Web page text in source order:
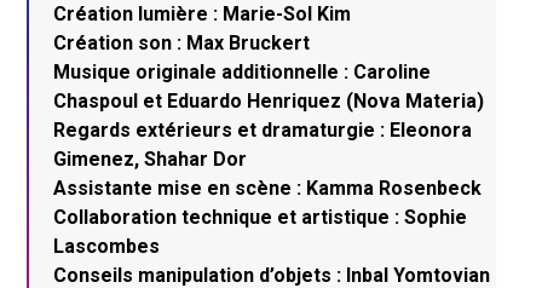
Création lumière : Marie-Sol Kim
Création son : Max Bruckert
Musique originale additionnelle : Caroline
Chaspoul et Eduardo Henriquez (Nova Materia)
Regards extérieurs et dramaturgie : Eleonora
Gimenez, Shahar Dor
Assistante mise en scène : Kamma Rosenbeck
Collaboration technique et artistique : Sophie
Lascombes
Conseils manipulation d’objets : Inbal Yomtovian